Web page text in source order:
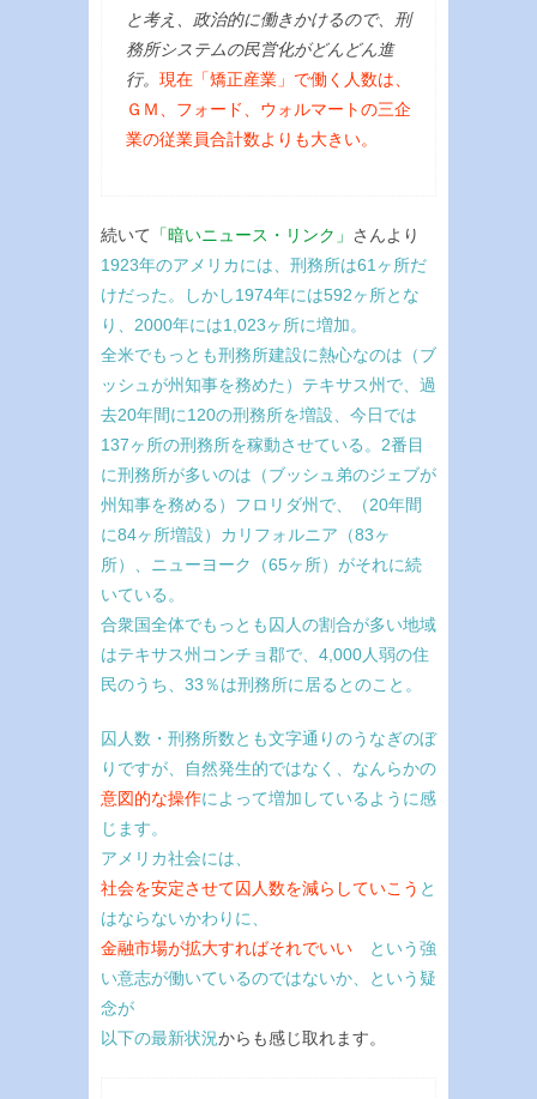
と考え、政治的に働きかけるので、刑
務所システムの民営化がどんどん進
行。 現在「矯正産業」で働く人数は、
ＧＭ、フォード、ウォルマートの三企
業の従業員合計数よりも大きい。
続いて 「暗いニュース・リンク」
さんより
1923年のアメリカには、刑務所は61ヶ所だ
けだった。しかし1974年には592ヶ所とな
り、2000年には1,023ヶ所に増加。
全米でもっとも刑務所建設に熱心なのは（ブ
ッシュが州知事を務めた）テキサス州で、過
去20年間に120の刑務所を増設、今日では
137ヶ所の刑務所を稼動させている。2番目
に刑務所が多いのは（ブッシュ弟のジェブが
州知事を務める）フロリダ州で、（20年間
に84ヶ所増設）カリフォルニア（83ヶ
所）、ニューヨーク（65ヶ所）がそれに続
いている。
合衆国全体でもっとも囚人の割合が多い地域
はテキサス州コンチョ郡で、4,000人弱の住
民のうち、33％は刑務所に居るとのこと。
囚人数・刑務所数とも文字通りのうなぎのぼ
りですが、自然発生的ではなく、なんらかの
意図的な操作によって増加しているように感
じます。
アメリカ社会には、
社会を安定させて囚人数を減らしていこう と
はならないかわりに、
金融市場が拡大すればそれでいい という強
い意志が働いているのではないか、という疑
念が
以下の最新状況からも感じ取れます。